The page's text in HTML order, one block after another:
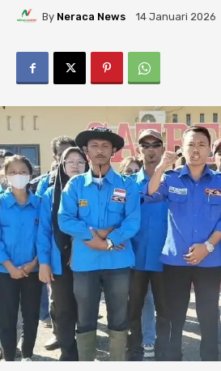
By Neraca News 14 Januari 2026